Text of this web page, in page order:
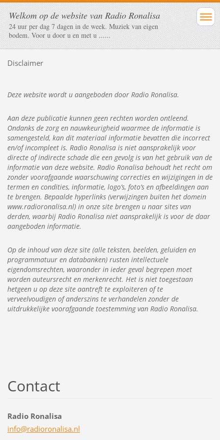
Welkom op de website van Radio Ronalisa
24 uur per dag 7 dagen in de week. Muziek van eigen
bodem. Voor u door u en met u ......
Disclaimer
Deze website wordt u aangeboden door Radio Ronalisa.
Aan deze publicatie kunnen geen rechten worden ontleend.
Ondanks de zorg en nauwkeurigheid waarmee de informatie is
samengesteld, kan dit materiaal informatie bevatten die incorrect
en/of incompleet is. Radio Ronalisa is niet aansprakelijk voor
directe of indirecte schade die een gevolg is van het gebruik van de
informatie van deze website. Radio Ronalisa behoudt het recht om
zonder voorafgaande waarschuwing correcties en wijzigingen in de
termen en condities, informatie, logo’s, foto’s en afbeeldingen aan
te brengen. Bepaalde hyperlinks (verwijzingen buiten het domein
www.radioronalisa.nl) in onze site brengen u naar sites van
derden, waarbij Radio Ronalisa niet aansprakelijk is voor de daar
aangeboden informatie.
Op de inhoud van deze site (alle teksten, beelden, geluiden en
programmatuur en databanken) rusten intellectuele
eigendomsrechten, waaronder in ieder geval begrepen moet
worden auteursrecht en merkenrecht. Het is niet toegestaan
hetgeen u op deze site aantreft te exploiteren of te
verveelvoudigen of anderszins te verhandelen zonder de
uitdrukkelijke voorafgaande toestemming van Radio Ronalisa.
Contact
Radio Ronalisa
info@radioronalisa.nl